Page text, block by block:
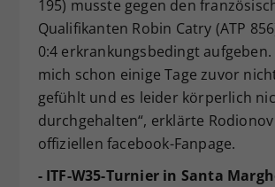
195) musste gegen den
Qualifikanten Robin Catry (ATP
0:4 erkrankungsbedingt aufgeben.
mich schon einige Tage zuvor
gefühlt und es leider körperlich
durchgehalten“, erklärte
offiziellen facebook-Fanpage.
- ITF-W35-Turnier in Santa